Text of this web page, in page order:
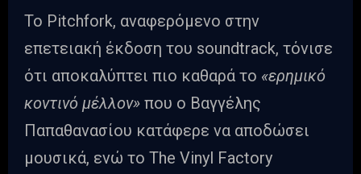
Το Pitchfork, αναφερόμενο στην
επετειακή έκδοση του soundtrack, τόνισε
ότι αποκαλύπτει πιο καθαρά το «ερημικό
κοντινό μέλλον» που ο Βαγγέλης
Παπαθανασίου κατάφερε να αποδώσει
μουσικά, ενώ το The Vinyl Factory